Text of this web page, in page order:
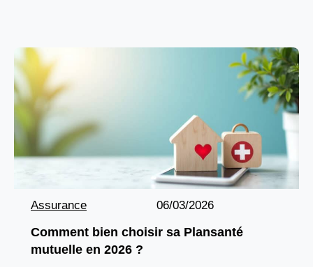
Assurance 06/03/2026
Comment bien choisir sa Plansanté
mutuelle en 2026 ?